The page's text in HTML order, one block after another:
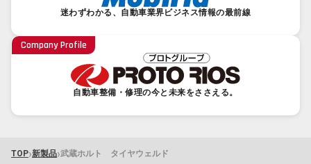
迷わずわかる、自動車業界ビジネス情報の最前線
Company Profile
自動車整備・修理の今と未来をささえる。
TOP›新製品›武蔵ホルト タイヤウェルド